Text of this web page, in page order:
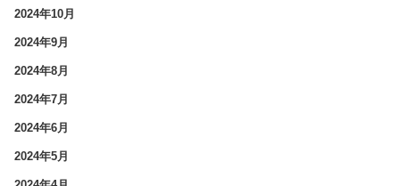
2024年10月
2024年9月
2024年8月
2024年7月
2024年6月
2024年5月